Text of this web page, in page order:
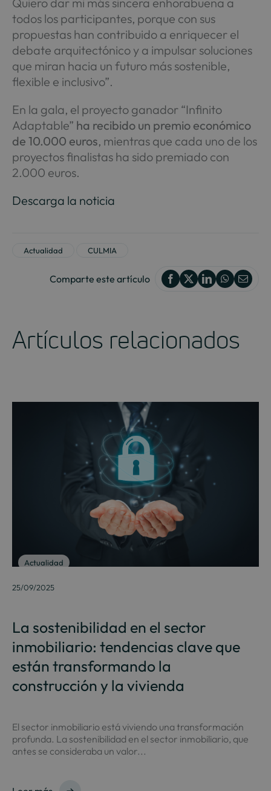
todos los participantes, porque con sus
propuestas han contribuido a enriquecer el
debate arquitectónico y a impulsar soluciones
que miran hacia un futuro más sostenible,
flexible e inclusivo”.
En la gala, el proyecto ganador “Infinito
Adaptable” ha recibido un premio económico
de 10.000 euros, mientras que cada uno de los
proyectos finalistas ha sido premiado con
2.000 euros.
Descarga la noticia
Actualidad CULMIA
Comparte este artículo
Artículos relacionados
Actualidad
25/09/2025
La sostenibilidad en el sector
inmobiliario: tendencias clave que
están transformando la
construcción y la vivienda
El sector inmobiliario está viviendo una transformación
profunda. La sostenibilidad en el sector inmobiliario, que
antes se consideraba un valor...